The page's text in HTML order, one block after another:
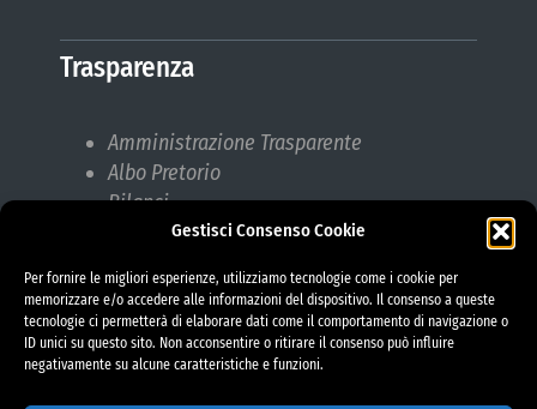
Gestisci Consenso Cookie
Per fornire le migliori esperienze, utilizziamo tecnologie come i cookie per
memorizzare e/o accedere alle informazioni del dispositivo. Il consenso a queste
tecnologie ci permetterà di elaborare dati come il comportamento di navigazione o
ID unici su questo sito. Non acconsentire o ritirare il consenso può influire
negativamente su alcune caratteristiche e funzioni.
Trasparenza
Amministrazione Trasparente
Albo Pretorio
Bilanci
Bandi di gara
Responsabile protezione dati (RPD)